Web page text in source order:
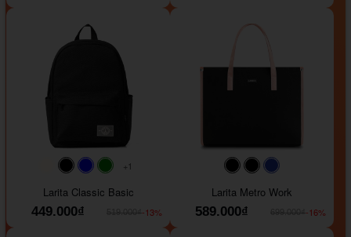
#faf0e6#000000#0000FF
+1
Larita Classic Basic
449.000₫
-13%
#000000#000000
Larita Metro Work
589.000₫
-16%